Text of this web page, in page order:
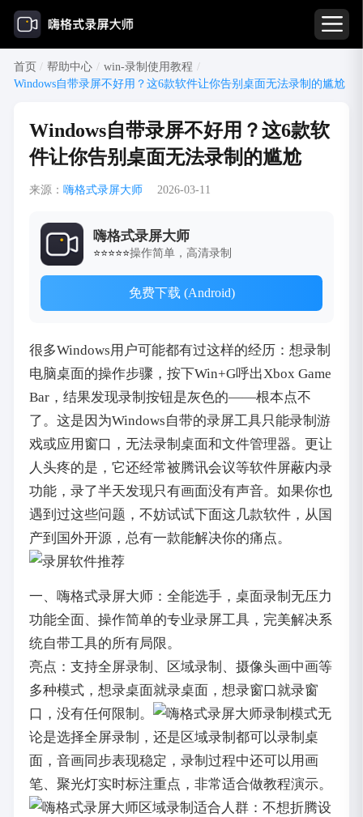
首页 / 帮助中心 / win-录制使用教程 /
Windows自带录屏不好用？这6款软件让你告别桌面无法录制的尴尬
Windows自带录屏不好用？这6款软
件让你告别桌面无法录制的尴尬
来源： 嗨格式录屏大师 2026-03-11
嗨格式录屏大师
⭐⭐⭐⭐⭐操作简单，高清录制
免费下载 (Android)
很多Windows用户可能都有过这样的经历：想录制
电脑桌面的操作步骤，按下Win+G呼出Xbox Game
Bar，结果发现录制按钮是灰色的——根本点不
了。这是因为Windows自带的录屏工具只能录制游
戏或应用窗口，无法录制桌面和文件管理器。更让
人头疼的是，它还经常被腾讯会议等软件屏蔽内录
功能，录了半天发现只有画面没有声音。如果你也
遇到过这些问题，不妨试试下面这几款软件，从国
产到国外开源，总有一款能解决你的痛点。
一、嗨格式录屏大师：全能选手，桌面录制无压力
功能全面、操作简单的专业录屏工具，完美解决系
统自带工具的所有局限。
亮点：支持全屏录制、区域录制、摄像头画中画等
多种模式，想录桌面就录桌面，想录窗口就录窗
口，没有任何限制。
无
论是选择全屏录制，还是区域录制都可以录制桌
面，音画同步表现稳定，录制过程中还可以用画
笔、聚光灯实时标注重点，非常适合做教程演示。
适合人群：不想折腾设